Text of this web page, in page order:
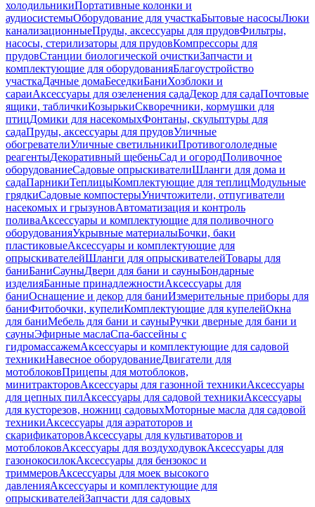
холодильникиПортативные колонки и
аудиосистемыОборудование для участкаБытовые насосыЛюки
канализационныеПруды, аксессуары для прудовФильтры,
насосы, стерилизаторы для прудовКомпрессоры для
прудовСтанции биологической очисткиЗапчасти и
комплектующие для оборудованияБлагоустройство
участкаДачные домаБеседкиБаниХозблоки и
сараиАксессуары для озеленения садаДекор для садаПочтовые
ящики, табличкиКозырькиСкворечники, кормушки для
птицДомики для насекомыхФонтаны, скульптуры для
садаПруды, аксессуары для прудовУличные
обогревателиУличные светильникиПротивогололедные
реагентыДекоративный щебеньСад и огородПоливочное
оборудованиеСадовые опрыскивателиШланги для дома и
садаПарникиТеплицыКомплектующие для теплицМодульные
грядкиСадовые компостерыУничтожители, отпугиватели
насекомых и грызуновАвтоматизация и контроль
поливаАксессуары и комплектующие для поливочного
оборудованияУкрывные материалыБочки, баки
пластиковыеАксессуары и комплектующие для
опрыскивателейШланги для опрыскивателейТовары для
баниБаниСауныДвери для бани и сауныБондарные
изделияБанные принадлежностиАксессуары для
баниОснащение и декор для баниИзмерительные приборы для
баниФитобочки, купелиКомплектующие для купелейОкна
для баниМебель для бани и сауныРучки дверные для бани и
сауныЭфирные маслаСпа-бассейны с
гидромассажемАксессуары и комплектующие для садовой
техникиНавесное оборудованиеДвигатели для
мотоблоковПрицепы для мотоблоков,
минитракторовАксессуары для газонной техникиАксессуары
для цепных пилАксессуары для садовой техникиАксессуары
для кусторезов, ножниц садовыхМоторные масла для садовой
техникиАксессуары для аэратоторов и
скарификаторовАксессуары для культиваторов и
мотоблоковАксессуары для воздуходувокАксессуары для
газонокосилокАксессуары для бензокос и
триммеровАксессуары для моек высокого
давленияАксессуары и комплектующие для
опрыскивателейЗапчасти для садовых